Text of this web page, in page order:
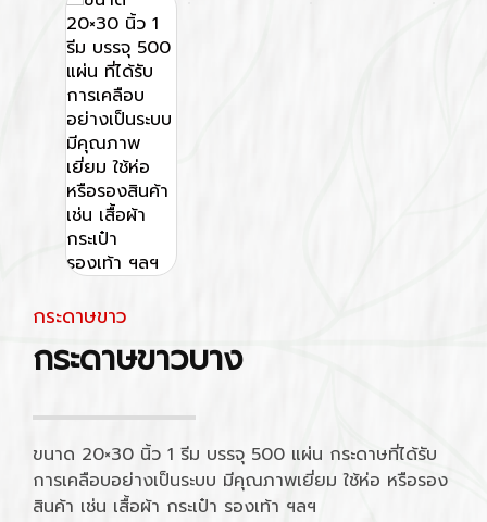
กระดาษขาว
กระดาษขาวบาง
ขนาด 20×30 นิ้ว 1 รีม บรรจุ 500 แผ่น กระดาษที่ได้รับ
การเคลือบอย่างเป็นระบบ มีคุณภาพเยี่ยม ใช้ห่อ หรือรอง
สินค้า เช่น เสื้อผ้า กระเป๋า รองเท้า ฯลฯ